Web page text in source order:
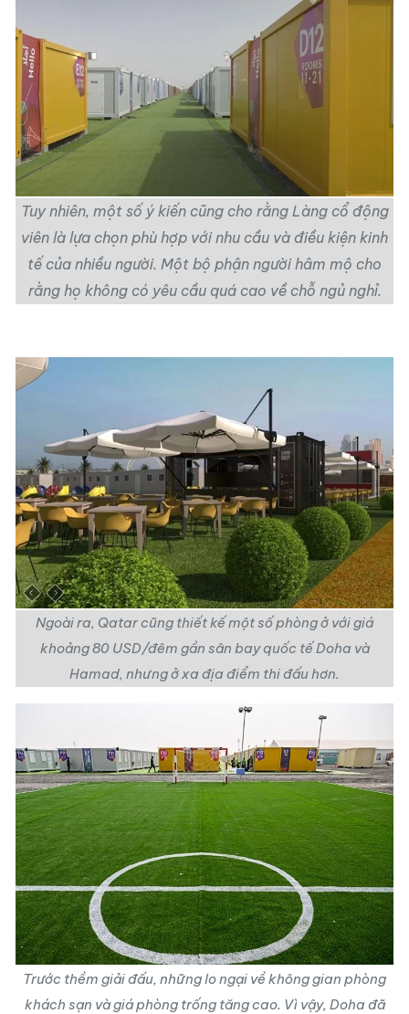
Tuy nhiên, một số ý kiến cũng cho rằng Làng cổ động
viên là lựa chọn phù hợp với nhu cầu và điều kiện kinh
tế của nhiều người. Một bộ phận người hâm mộ cho
rằng họ không có yêu cầu quá cao về chỗ ngủ nghỉ.
Ngoài ra, Qatar cũng thiết kế một số phòng ở với giá
khoảng 80 USD/đêm gần sân bay quốc tế Doha và
Hamad, nhưng ở xa địa điểm thi đấu hơn.
Trước thềm giải đấu, những lo ngại về không gian phòng
khách sạn và giá phòng trống tăng cao. Vì vậy, Doha đã